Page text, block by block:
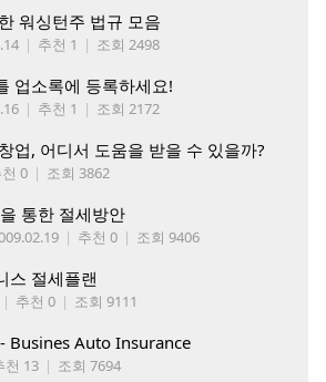
워싱턴주 법규 모음
| 추천 1 | 조회 2498
업소록에 등록하세요!
| 추천 1 | 조회 2172
업, 어디서 도움을 받을 수 있을까?
0 | 조회 3862
통한 절세방안
| 추천 0 | 조회 9406
스 절세플랜
| 추천 0 | 조회 9111
Busines Auto Insurance
천 13 | 조회 7694